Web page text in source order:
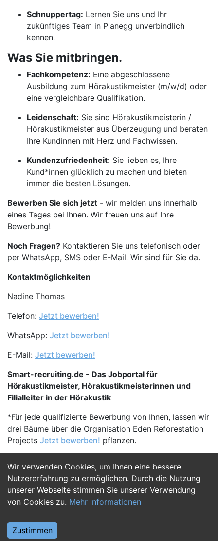
Wir verwenden Cookies, um Ihnen eine bessere
Nutzererfahrung zu ermöglichen. Durch die Nutzung
unserer Webseite stimmen Sie unserer Verwendung
von Cookies zu. Mehr Informationen
Zustimmen
Schnuppertag: Lernen Sie uns und Ihr
zukünftiges Team in Planegg unverbindlich
kennen.
Was Sie mitbringen.
Fachkompetenz: Eine abgeschlossene
Ausbildung zum Hörakustikmeister (m/w/d) oder
eine vergleichbare Qualifikation.
Leidenschaft: Sie sind Hörakustikmeisterin /
Hörakustikmeister aus Überzeugung und beraten
Ihre Kundinnen mit Herz und Fachwissen.
Kundenzufriedenheit: Sie lieben es, Ihre
Kund*innen glücklich zu machen und bieten
immer die besten Lösungen.
Bewerben Sie sich jetzt - wir melden uns innerhalb
eines Tages bei Ihnen. Wir freuen uns auf Ihre
Bewerbung!
Noch Fragen? Kontaktieren Sie uns telefonisch oder
per WhatsApp, SMS oder E-Mail. Wir sind für Sie da.
Kontaktmöglichkeiten
Nadine Thomas
Telefon: Jetzt bewerben!
WhatsApp: Jetzt bewerben!
E-Mail: Jetzt bewerben!
Smart-recruiting.de - Das Jobportal für
Hörakustikmeister, Hörakustikmeisterinnen und
Filialleiter in der Hörakustik
*Für jede qualifizierte Bewerbung von Ihnen, lassen wir
drei Bäume über die Organisation Eden Reforestation
Projects Jetzt bewerben! pflanzen.
Jetzt Bewerben